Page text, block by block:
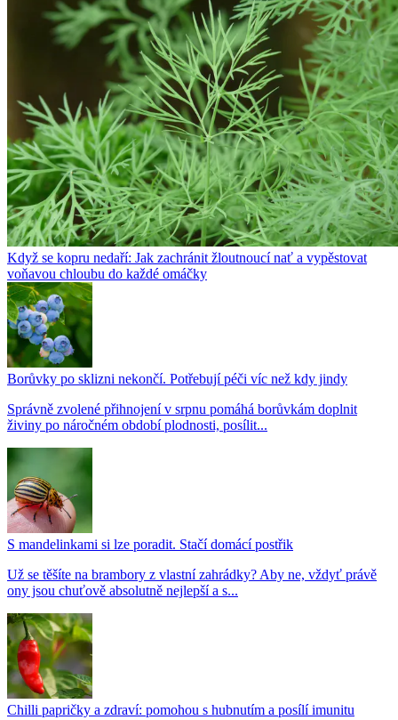
Když se kopru nedaří: Jak zachránit žloutnoucí nať a vypěstovat
voňavou chloubu do každé omáčky
Borůvky po sklizni nekončí. Potřebují péči víc než kdy jindy
Správně zvolené přihnojení v srpnu pomáhá borůvkám doplnit
živiny po náročném období plodnosti, posílit...
S mandelinkami si lze poradit. Stačí domácí postřik
Už se těšíte na brambory z vlastní zahrádky? Aby ne, vždyť právě
ony jsou chuťově absolutně nejlepší a s...
Chilli papričky a zdraví: pomohou s hubnutím a posílí imunitu